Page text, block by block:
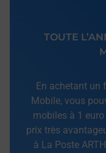
TOUTE
En achetant un
Mobile, vous
mobiles à 1
prix très
à La Poste